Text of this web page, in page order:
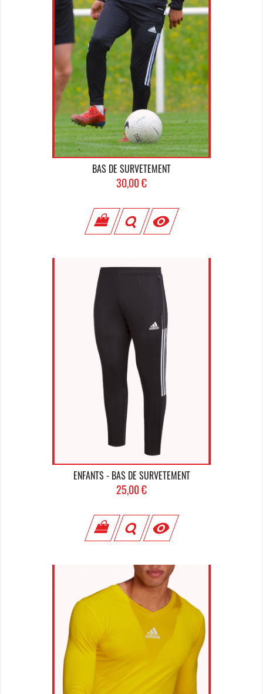
BAS DE SURVETEMENT
Prix
30,00 €

ENFANTS - BAS DE SURVETEMENT
Prix
25,00 €
